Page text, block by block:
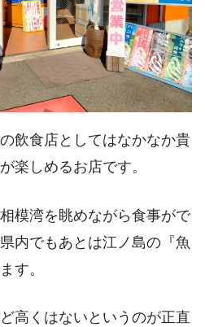
飲食店としてはなかなか貴
楽しめるお店です。
模湾を眺めながら食事がで
内でもあとは江ノ島の『魚
す。
高くはないというのが正直